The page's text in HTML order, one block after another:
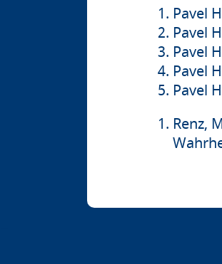
Pavel
Pavel
Pavel
Pavel
Pavel
Renz,